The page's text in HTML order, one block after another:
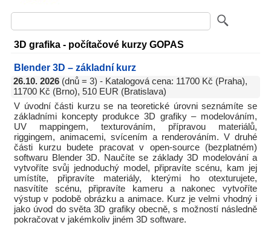
3D grafika - počítačové kurzy GOPAS
Blender 3D – základní kurz
26.10. 2026 (dnů = 3) - Katalogová cena: 11700 Kč (Praha),
11700 Kč (Brno), 510 EUR (Bratislava)
V úvodní části kurzu se na teoretické úrovni seznámíte se
základními koncepty produkce 3D grafiky – modelováním,
UV mappingem, texturováním, přípravou materiálů,
riggingem, animacemi, svícením a renderováním. V druhé
části kurzu budete pracovat v open-source (bezplatném)
softwaru Blender 3D. Naučíte se základy 3D modelování a
vytvoříte svůj jednoduchý model, připravíte scénu, kam jej
umístíte, připravíte materiály, kterými ho otexturujete,
nasvítíte scénu, připravíte kameru a nakonec vytvoříte
výstup v podobě obrázku a animace. Kurz je velmi vhodný i
jako úvod do světa 3D grafiky obecně, s možností následně
pokračovat v jakémkoliv jiném 3D software.